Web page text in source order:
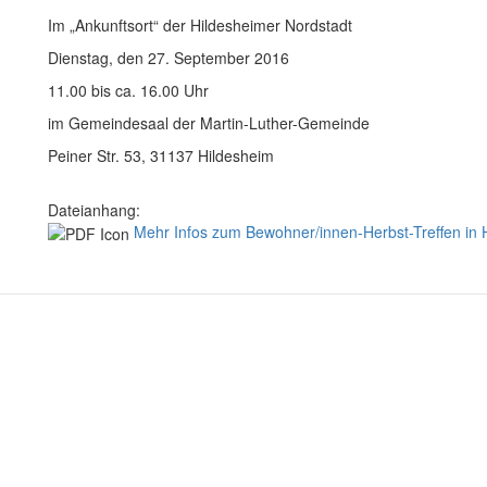
Im „Ankunftsort“ der Hildesheimer Nordstadt
Dienstag, den 27. September 2016
11.00 bis ca. 16.00 Uhr
im Gemeindesaal der Martin-Luther-Gemeinde
Peiner Str. 53, 31137 Hildesheim
Dateianhang:
Mehr Infos zum Bewohner/innen-Herbst-Treffen in